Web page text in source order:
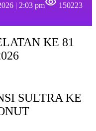
| 2:03 pm 150223
KE 81
SULTRA KE